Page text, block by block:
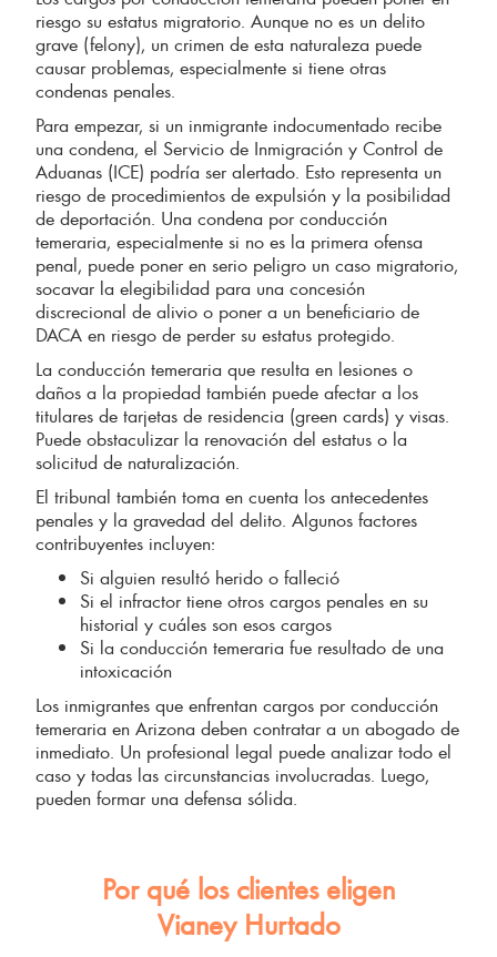
riesgo su estatus migratorio. Aunque no es un delito
grave (felony), un crimen de esta naturaleza puede
causar problemas, especialmente si tiene otras
condenas penales.
Para empezar, si un inmigrante indocumentado recibe
una condena, el Servicio de Inmigración y Control de
Aduanas (ICE) podría ser alertado. Esto representa un
riesgo de procedimientos de expulsión y la posibilidad
de deportación. Una condena por conducción
temeraria, especialmente si no es la primera ofensa
penal, puede poner en serio peligro un caso migratorio,
socavar la elegibilidad para una concesión
discrecional de alivio o poner a un beneficiario de
DACA en riesgo de perder su estatus protegido.
La conducción temeraria que resulta en lesiones o
daños a la propiedad también puede afectar a los
titulares de tarjetas de residencia (green cards) y visas.
Puede obstaculizar la renovación del estatus o la
solicitud de naturalización.
El tribunal también toma en cuenta los antecedentes
penales y la gravedad del delito. Algunos factores
contribuyentes incluyen:
Si alguien resultó herido o falleció
Si el infractor tiene otros cargos penales en su
historial y cuáles son esos cargos
Si la conducción temeraria fue resultado de una
intoxicación
Los inmigrantes que enfrentan cargos por conducción
temeraria en Arizona deben contratar a un abogado de
inmediato. Un profesional legal puede analizar todo el
caso y todas las circunstancias involucradas. Luego,
pueden formar una defensa sólida.
Por qué los clientes eligen
Vianey Hurtado